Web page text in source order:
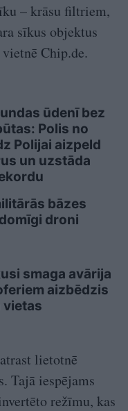
– krāsu filtriem,
sīkus objektus
Chip.de.
ūdenī bez
Polis no
Polijai aizpeld
un uzstāda
bāzes
droni
smaga avārija
aizbēdzis
vietas
lietotnē
Tajā iespējams
režīmu, kas